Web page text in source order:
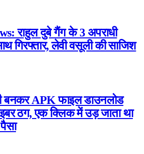
राहुल दुबे गैंग के 3 अपराधी
गिरफ्तार, लेवी वसूली की साजिश
बनकर APK फाइल डाउनलोड
ठग, एक क्लिक में उड़ जाता था